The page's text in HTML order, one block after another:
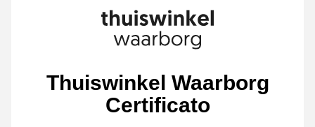
Thuiswinkel Waarborg
Certificato